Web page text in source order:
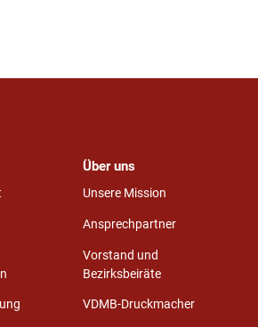
Über uns
Unsere Mission
Ansprechpartner
Vorstand und
Bezirksbeiräte
VDMB-Druckmacher